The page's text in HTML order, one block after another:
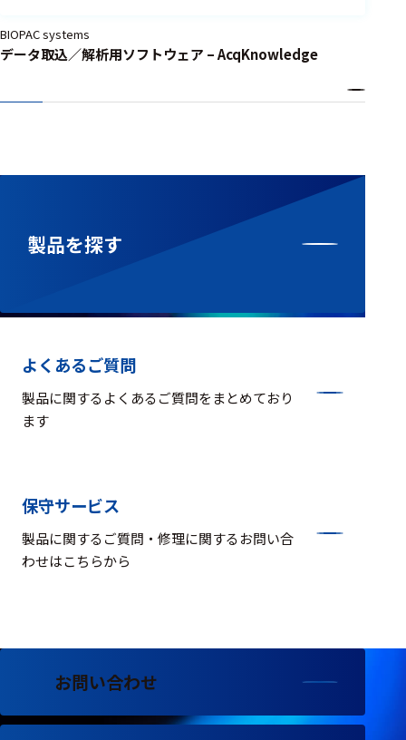
BIOPAC systems
データ取込／解析用ソフトウェア – AcqKnowledge
製品を探す
よくあるご質問
製品に関するよくあるご質問をまとめており
ます
保守サービス
製品に関するご質問・修理に関するお問い合
わせはこちらから
お問い合わせ